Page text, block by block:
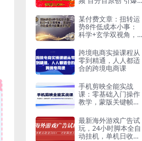
某付费文章：扭转运
势8件低成本小事：
科学+玄学双视角，
量改善状态
跨境电商实操课程从
零到精通，人人都适
合的跨境电商课
手机剪映全能实战
课：零基础入门操作
教学，蒙版关键帧卡
最新海外游戏广告试
玩，24小时脚本全自
动挂机，单机日收益